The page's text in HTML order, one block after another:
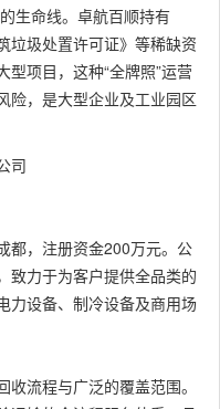
生命线。卓航百顺持有
垃圾处置许可证》等稀缺资
项目，这种“全牌照”运营
险，是大型企业及工业园区
司
都，注册资金200万元。公
致力于为客户提供全品类的
力设备、制冷设备及商用场
流程与广泛的覆盖范围。